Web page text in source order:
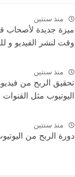
منذ سنتين
ميزة جديدة لأصحاب
وقت لنشر الفيديو و
منذ سنتين
تحقيق الربح من
اليوتيوب مثل القنوات
منذ سنتين
دورة الربح من اليوتيوب